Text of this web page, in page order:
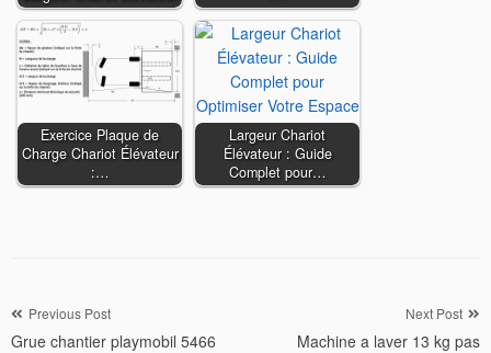
Exercice Plaque de
Charge Chariot Élévateur
:…
Largeur Chariot
Élévateur : Guide
Complet pour…
Navigation
Previous Post
Grue chantier playmobil 5466
Next Post
Machine a laver 13 kg pas